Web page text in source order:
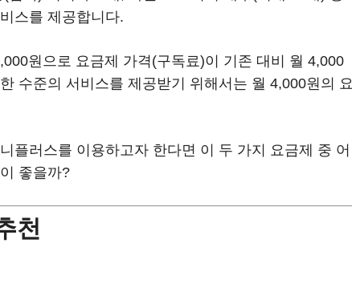
스를 제공합니다.
원으로 요금제 가격(구독료)이 기존 대비 월 4,000
수준의 서비스를 제공받기 위해서는 월 4,000원의 요
플러스를 이용하고자 한다면 이 두 가지 요금제 중 어
좋을까?
천